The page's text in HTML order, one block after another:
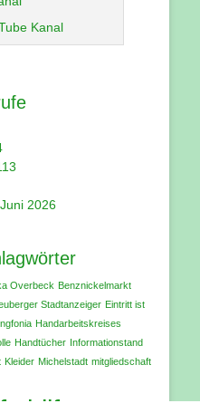
Kanal
2026
Overbeck Benznickelmarkt
Stadtanzeiger Eintritt ist
Handarbeitskreises
Handtücher Informationstand
Kleider Michelstadt mitgliedschaft